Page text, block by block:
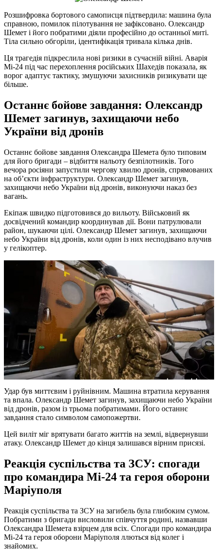
Розшифровка бортового самописця підтвердила: машина була
справною, помилок пілотування не зафіксовано. Олександр
Шемет і його побратими діяли професійно до останньої миті.
Тіла сильно обгоріли, ідентифікація тривала кілька днів.
Ця трагедія підкреслила нові ризики в сучасній війні. Аварія
Мі-24 під час перехоплення російських Шахедів показала, як
ворог адаптує тактику, змушуючи захисників ризикувати ще
більше.
Останнє бойове завдання: Олександр
Шемет загинув, захищаючи небо
України від дронів
Останнє бойове завдання Олександра Шемета було типовим
для його бригади – відбиття нальоту безпілотників. Того
вечора росіяни запустили чергову хвилю дронів, спрямованих
на об’єкти інфраструктури. Олександр Шемет загинув,
захищаючи небо України від дронів, виконуючи наказ без
вагань.
Екіпаж швидко підготовився до вильоту. Військовий як
досвідчений командир координував дії. Вони патрулювали
район, шукаючи цілі. Олександр Шемет загинув, захищаючи
небо України від дронів, коли один із них несподівано влучив
у гелікоптер.
Удар був миттєвим і руйнівним. Машина втратила керування
та впала. Олександр Шемет загинув, захищаючи небо України
від дронів, разом із трьома побратимами. Його останнє
завдання стало символом самопожертви.
Цей виліт міг врятувати багато життів на землі, відвернувши
атаку. Олександр Шемет до кінця залишався вірним присязі.
Реакція суспільства та ЗСУ: спогади
про командира Мі-24 та героя оборони
Маріуполя
Реакція суспільства та ЗСУ на загибель була глибоким сумом.
Побратими з бригади висловили співчуття родині, назвавши
Олександра Шемета взірцем для всіх. Спогади про командира
Мі-24 та героя оборони Маріуполя ллються від колег і
знайомих.